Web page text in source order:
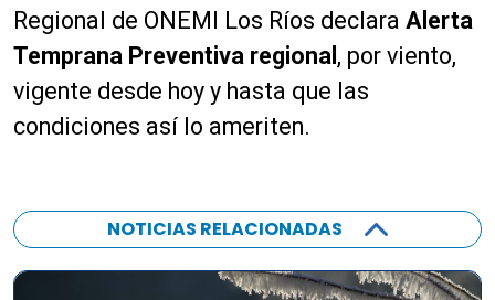
Regional de ONEMI Los Ríos declara Alerta
Temprana Preventiva regional , por viento,
vigente desde hoy y hasta que las
condiciones así lo ameriten.
NOTICIAS RELACIONADAS